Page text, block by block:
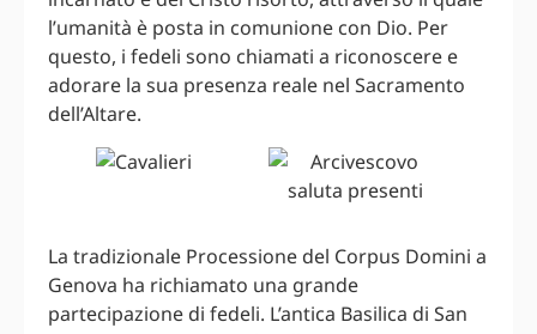
l’umanità è posta in comunione con Dio. Per
questo, i fedeli sono chiamati a riconoscere e
adorare la sua presenza reale nel Sacramento
dell’Altare.
La tradizionale Processione del Corpus Domini a
Genova ha richiamato una grande
partecipazione di fedeli. L’antica Basilica di San